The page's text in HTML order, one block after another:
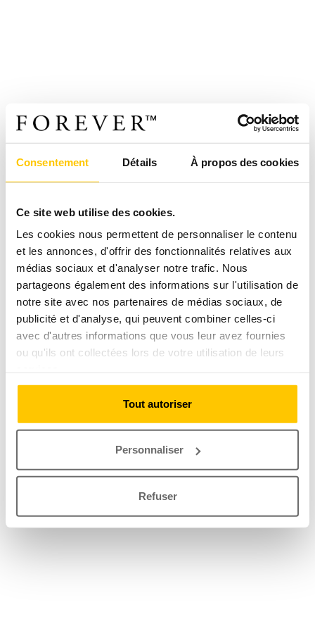
Consentement Détails À propos des cookies
Ce site web utilise des cookies.
Les cookies nous permettent de personnaliser le contenu
et les annonces, d'offrir des fonctionnalités relatives aux
médias sociaux et d'analyser notre trafic. Nous
partageons également des informations sur l'utilisation de
notre site avec nos partenaires de médias sociaux, de
publicité et d'analyse, qui peuvent combiner celles-ci
avec d'autres informations que vous leur avez fournies
ou qu'ils ont collectées lors de votre utilisation de leurs
Tout autoriser
Personnaliser
Refuser